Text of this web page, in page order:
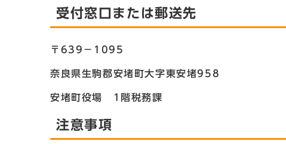
受付窓口または郵送先
〒639－1095
奈良県生駒郡安堵町大字東安堵958
安堵町役場 1階税務課
注意事項